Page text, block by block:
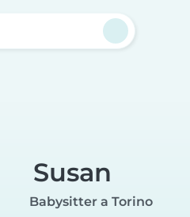
Susan
Babysitter a Torino